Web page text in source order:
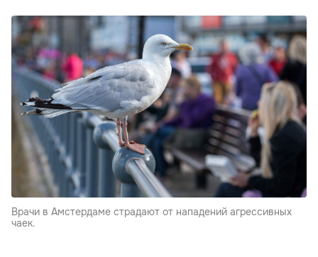
Врачи в Амстердаме страдают от нападений агрессивных
чаек.